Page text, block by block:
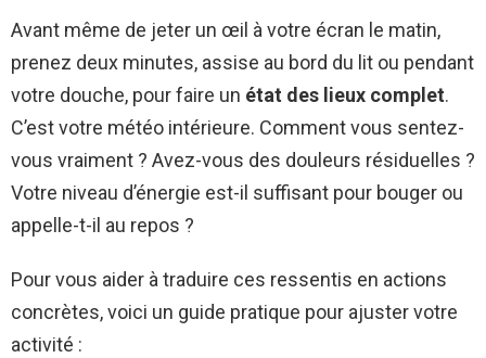
Avant même de jeter un œil à votre écran le matin,
prenez deux minutes, assise au bord du lit ou pendant
votre douche, pour faire un état des lieux complet.
C’est votre météo intérieure. Comment vous sentez-
vous vraiment ? Avez-vous des douleurs résiduelles ?
Votre niveau d’énergie est-il suffisant pour bouger ou
appelle-t-il au repos ?
Pour vous aider à traduire ces ressentis en actions
concrètes, voici un guide pratique pour ajuster votre
activité :